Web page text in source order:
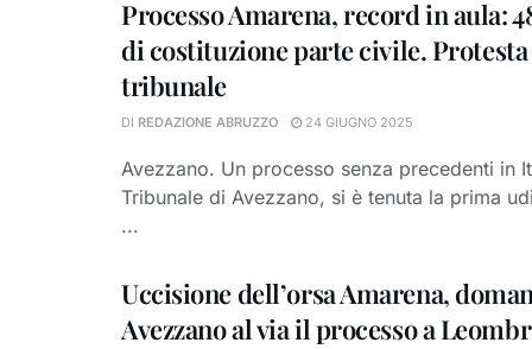
Processo Amarena, record in aula:
di costituzione parte civile.
tribunale
DI REDAZIONE ABRUZZO 24 GIUGNO 2025
Avezzano. Un processo senza precedenti in
Tribunale di Avezzano, si è tenuta la prima
...
Uccisione dell’orsa Amarena,
Avezzano al via il processo a